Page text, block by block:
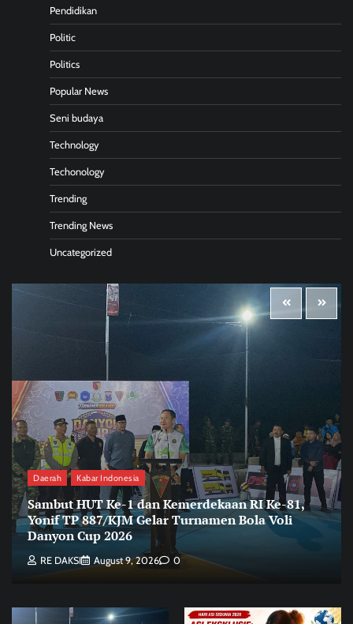
Pendidikan
Politic
Politics
Popular News
Seni budaya
Technology
Techonology
Trending
Trending News
Uncategorized
Daerah Kabar Indonesia
Sambut HUT Ke-1 dan Kemerdekaan RI Ke-81,
Yonif TP 887/KJM Gelar Turnamen Bola Voli
Danyon Cup 2026
RE DAKSI August 9, 2026 0